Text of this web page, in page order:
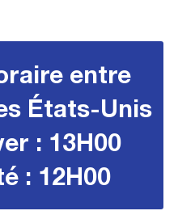
entre
États-Unis
: 13H00
: 12H00